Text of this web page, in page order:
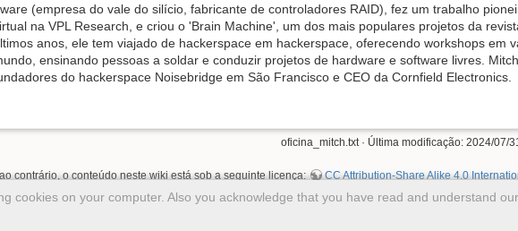
(empresa do vale do silício, fabricante de controladores RAID), fez um trabalho
na VPL Research, e criou o 'Brain Machine', um dos mais populares projetos da
anos, ele tem viajado de hackerspace em hackerspace, oferecendo workshops em
ensinando pessoas a soldar e conduzir projetos de hardware e software livres.
do hackerspace Noisebridge em São Francisco e CEO da Cornfield Electronics.
cookies on your computer. Also you acknowledge that you have read and understand
oficina_mitch.txt· Última modificação: 2024/07/
contrário, o conteúdo neste wiki está sob a seguinte licença: CC Attribution-Share Alike 4.0